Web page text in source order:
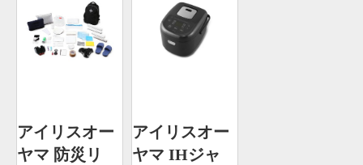
アイリスオー
ヤマ 防災リ
アイリスオー
ヤマ IHジャ